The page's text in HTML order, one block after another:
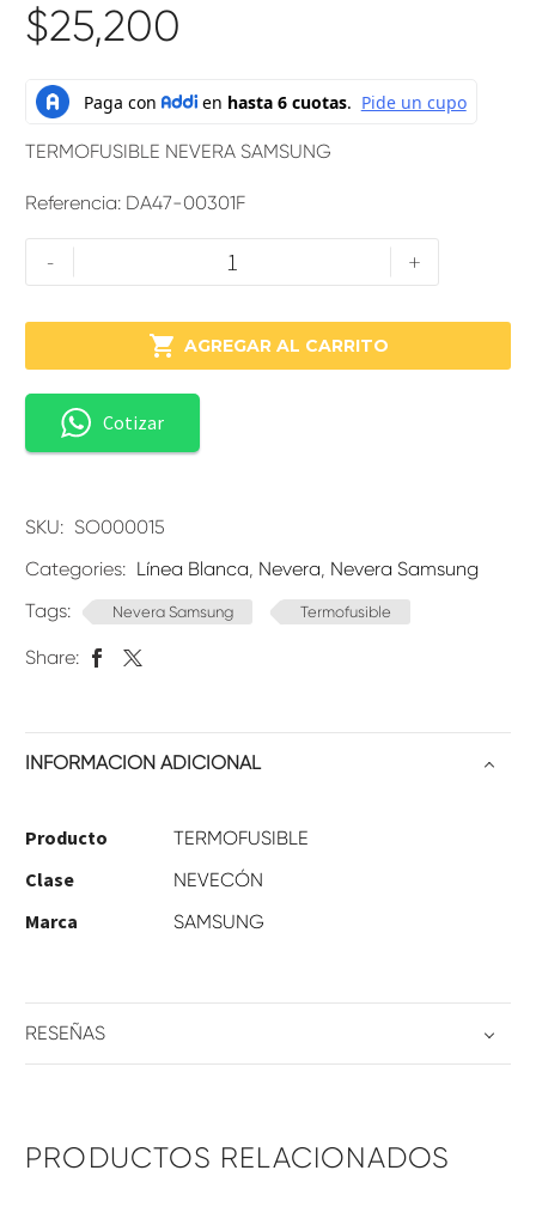
$25,200
TERMOFUSIBLE NEVERA SAMSUNG
Referencia: DA47-00301F
- +
 AGREGAR AL CARRITO
Cotizar
SKU: SO000015
Categories: Línea Blanca, Nevera, Nevera Samsung
Tags:
Nevera Samsung Termofusible
Share:
INFORMACIÓN ADICIONAL
Producto TERMOFUSIBLE
Clase NEVECÓN
Marca SAMSUNG
RESEÑAS
PRODUCTOS RELACIONADOS